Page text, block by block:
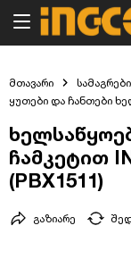
მთავარი
ყუთები და ჩანთები
ჩამკეტით
(PBX1511)
გაზიარე